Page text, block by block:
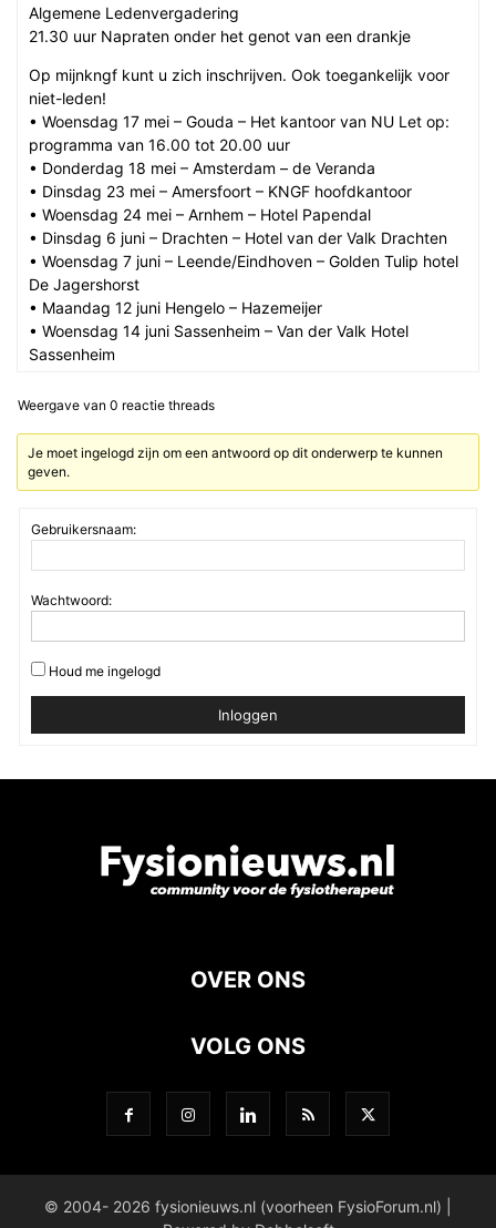
Algemene Ledenvergadering
21.30 uur Napraten onder het genot van een drankje
Op mijnkngf kunt u zich inschrijven. Ook toegankelijk voor
niet-leden!
• Woensdag 17 mei – Gouda – Het kantoor van NU Let op:
programma van 16.00 tot 20.00 uur
• Donderdag 18 mei – Amsterdam – de Veranda
• Dinsdag 23 mei – Amersfoort – KNGF hoofdkantoor
• Woensdag 24 mei – Arnhem – Hotel Papendal
• Dinsdag 6 juni – Drachten – Hotel van der Valk Drachten
• Woensdag 7 juni – Leende/Eindhoven – Golden Tulip hotel
De Jagershorst
• Maandag 12 juni Hengelo – Hazemeijer
• Woensdag 14 juni Sassenheim – Van der Valk Hotel
Sassenheim
Weergave van 0 reactie threads
Je moet ingelogd zijn om een antwoord op dit onderwerp te kunnen
geven.
Gebruikersnaam:
Wachtwoord:
Houd me ingelogd
Inloggen
OVER ONS
VOLG ONS
© 2004- 2026 fysionieuws.nl (voorheen FysioForum.nl) |